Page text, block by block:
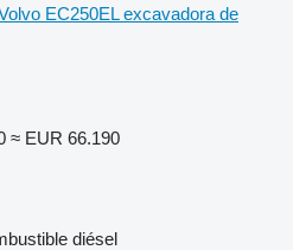
EC250EL excavadora de
≈ EUR 66.190
diésel